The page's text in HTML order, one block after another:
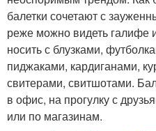
балетки сочетают с
реже можно видеть галифе
носить с блузками,
пиджаками, кардиганами,
свитерами, свитшотами.
в офис, на прогулку с
или по магазинам.